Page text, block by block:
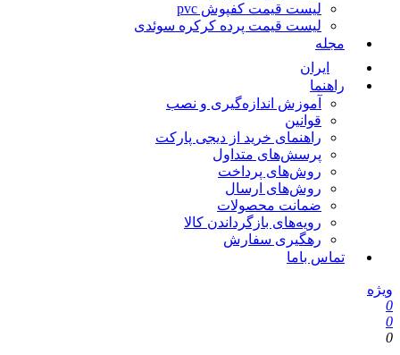
لیست قیمت کفپوش pvc
لیست قیمت پرده کرکره سوئدی
مجله
ایران
راهنما
آموزش اندازه‌گیری و نصب
قوانین
راهنمای خرید از دیجی پارکت
پرسش‌های متداول
روش‌های پرداخت
روش‌های ارسال
ضمانت محصولات
رویه‌های بازگرداندن کالا
رهگیری سفارش
تماس باما
ویژه
0
0
0